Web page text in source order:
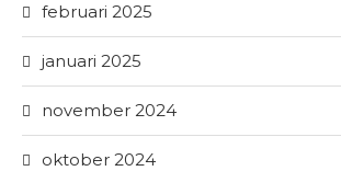
februari 2025
januari 2025
november 2024
oktober 2024